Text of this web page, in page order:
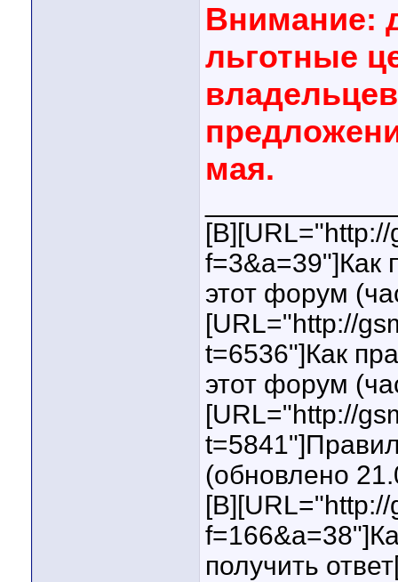
Внимание:
льготные
мая.
f=3&a=39"]Как
этот форум
[URL="http://
t=6536"]Как
этот форум
[URL="http://
(обновлено
получить